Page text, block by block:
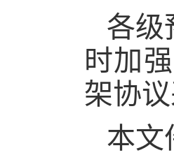
各级
时加
架协
本文